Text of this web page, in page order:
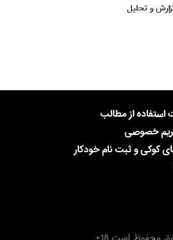
و تحلیل
استفاده از مطالب
خصوصی
کوکی و ثبت نام خودکار